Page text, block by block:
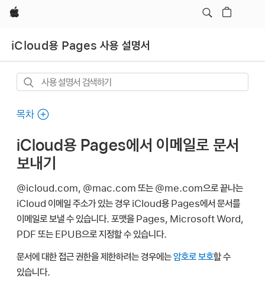
Apple
iCloud용 Pages 사용 설명서
사용
검색하기
목차
iCloud용 Pages에서 이메일로 문서
보내기
@icloud.com, @mac.com 또는 @me.com으로 끝나는
iCloud 이메일 주소가 있는 경우 iCloud용 Pages에서 문서를
이메일로 보낼 수 있습니다. 포맷을 Pages, Microsoft Word,
PDF 또는 EPUB으로 지정할 수 있습니다.
문서에 대한 접근 권한을 제한하려는 경우에는암호로 보호할 수
있습니다.